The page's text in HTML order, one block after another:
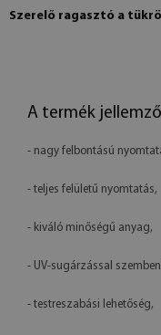
Szerelő ragasztó a
A termék
- nagy felbontású
- teljes felületű nyomtatás,
- kiváló minőségű anyag,
- UV-sugárzással
- testreszabási lehetőség,